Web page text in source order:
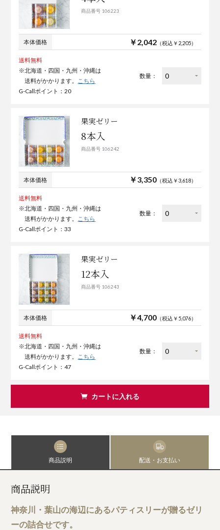
商品番号 106223
本体価格 ￥2,042（税込￥2,205）
送料無料
※北海道・四国・九州・沖縄は
送料がかかります。 こちら
G-Callポイント：20
数量：
果実ゼリー
8本入
商品番号 106242
本体価格 ￥3,350（税込￥3,618）
送料無料
※北海道・四国・九州・沖縄は
送料がかかります。
こちら
G-Callポイント：33
数量：
果実ゼリー
12本入
商品番号 106243
本体価格 ￥4,700（税込￥5,076）
送料無料
※北海道・四国・九州・沖縄は
送料がかかります。
こちら
G-Callポイント：47
数量：
カートに入れる
商品説明 配送・お支払い
商品説明
神奈川・葉山の海辺にあるパティスリーが贈るゼリ
ーの詰合せです。